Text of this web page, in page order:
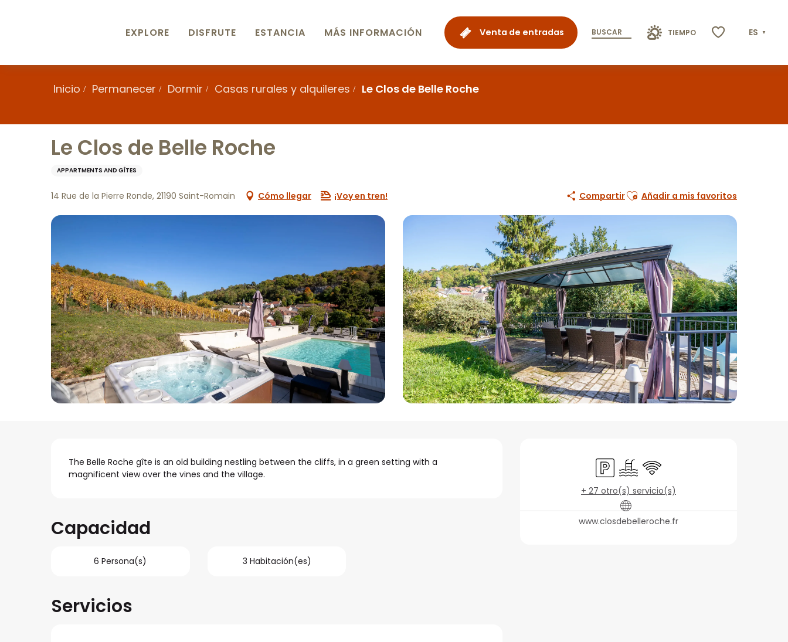
Venta de entradas BUSCAR TIEMPO ES
EXPLORE DISFRUTE ESTANCIA MÁS INFORMACIÓN
Inicio Permanecer Dormir Casas rurales y alquileres Le Clos de Belle Roche
Le Clos de Belle Roche
APPARTMENTS AND GÎTES
14 Rue de la Pierre Ronde, 21190 Saint-Romain Cómo llegar ¡Voy en tren! CompartirAjouter aux favoris
Añadir a mis favoritos
Horarios y datos de
Aparcamiento
PiscinaWifi
+ 27 otro(s) servicio(s)
www.closdebelleroche.fr
Descripción
The Belle Roche gîte is an old building nestling between the cliffs, in a green setting with a
magnificent view over the vines and the village.
Capacidad
6 Persona(s) 3 Habitación(es)
Servicios